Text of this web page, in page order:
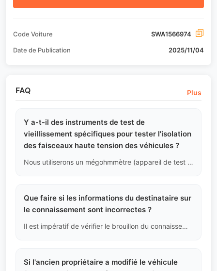
Code Voiture SWA1566974
Date de Publication 2025/11/04
FAQ Plus
Y a-t-il des instruments de test de
vieillissement spécifiques pour tester l'isolation
des faisceaux haute tension des véhicules ?
Nous utiliserons un mégohmmètre (appareil de test de résistance d'isolement) pour mesurer la résistance d'isolement des barres collectrices haute tension. Si la résistance est inférieure aux normes de sécurité nationales, cela indique un risque de fuite électrique et le véhicule sera jugé non conforme.
Que faire si les informations du destinataire sur
le connaissement sont incorrectes ?
Il est impératif de vérifier le brouillon du connaissement dès que le navire part. Une fois l'original émis, les modifications entraîneront des frais élevés et pourraient empêcher le client de récupérer sa marchandise.
Si l'ancien propriétaire a modifié le véhicule